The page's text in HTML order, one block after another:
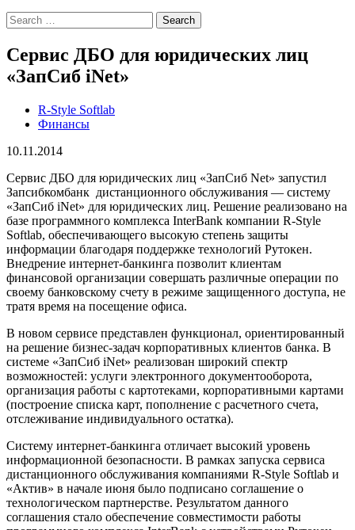
Сервис ДБО для юридических лиц
«ЗапСиб iNet»
R-Style Softlab
Финансы
10.11.2014
Сервис ДБО для юридических лиц «ЗапСиб Net» запустил
Запсибкомбанк дистанционного обслуживания — систему
«ЗапСиб iNet» для юридических лиц. Решение реализовано на
базе программного комплекса InterBank компании R-Style
Softlab, обеспечивающего высокую степень защиты
информации благодаря поддержке технологий Рутокен.
Внедрение интернет-банкинга позволит клиентам
финансовой организации совершать различные операции по
своему банковскому счету в режиме защищенного доступа, не
тратя время на посещение офиса.
В новом сервисе представлен функционал, ориентированный
на решение бизнес-задач корпоративных клиентов банка. В
системе «ЗапСиб iNet» реализован широкий спектр
возможностей: услуги электронного документооборота,
организация работы с картотеками, корпоративными картами
(построение списка карт, пополнение с расчетного счета,
отслеживание индивидуального остатка).
Систему интернет-банкинга отличает высокий уровень
информационной безопасности. В рамках запуска сервиса
дистанционного обслуживания компаниями R-Style Softlab и
«Актив» в начале июня было подписано соглашение о
технологическом партнерстве. Результатом данного
соглашения стало обеспечение совместимости работы